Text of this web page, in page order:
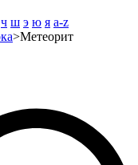
ч ш э ю я a-z
>Метеорит